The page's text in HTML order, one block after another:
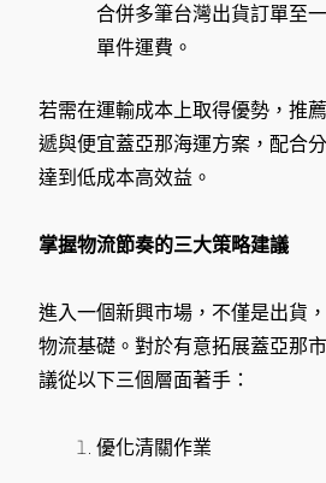
合併多筆台灣出貨訂單至
單件運費。
若需在運輸成本上取得優勢，推
遞與便宜蓋亞那海運方案，配合
達到低成本高效益。
掌握物流節奏的三大策略建議
進入一個新興市場，不僅是出貨
物流基礎。對於有意拓展蓋亞那
議從以下三個層面著手：
優化清關作業